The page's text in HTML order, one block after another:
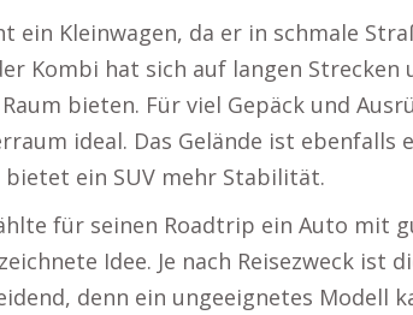
ein Kleinwagen, da er in schmale
Kombi hat sich auf langen Strecken
bieten. Für viel Gepäck und
ideal. Das Gelände ist ebenfalls
ein SUV mehr Stabilität.
für seinen Roadtrip ein Auto mit
Idee. Je nach Reisezweck ist
denn ein ungeeignetes Modell